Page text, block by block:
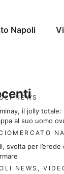
Napoli
NEWS
il jolly totale:
al suo uomo
svolta per
NEWS ,